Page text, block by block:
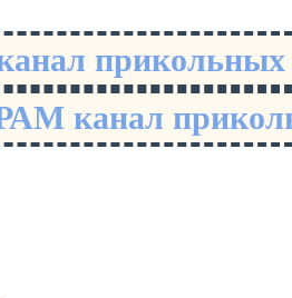
канал